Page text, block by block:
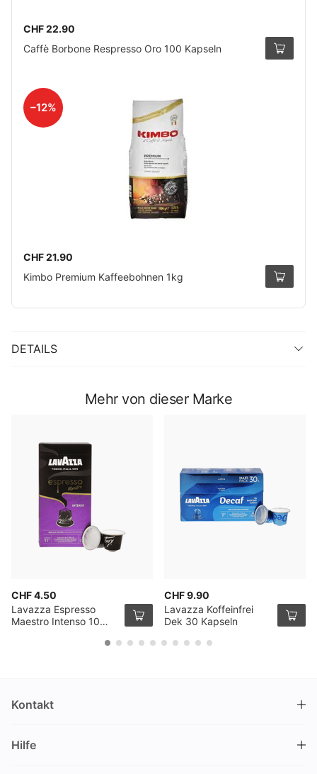
CHF 22.90
Caffè Borbone Respresso Oro 100 Kapseln
–12%
CHF 21.90
Kimbo Premium Kaffeebohnen 1kg
DETAILS
Mehr von dieser Marke
CHF 4.50
Lavazza Espresso
Maestro Intenso 10
CHF 9.90
Lavazza Koffeinfrei
Dek 30 Kapseln
Kontakt
Nüschelerstrasse 35
Hilfe